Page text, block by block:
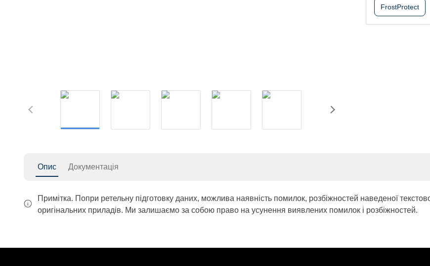
FrostProtect
Опис Документація
Примітка. Попри ретельну підготовку даних, можлива наявність помилок, розбіжностей наведеної
оригінальних приладів. Ми залишаємо за собою право на усунення виявлених помилок і розбіжностей.